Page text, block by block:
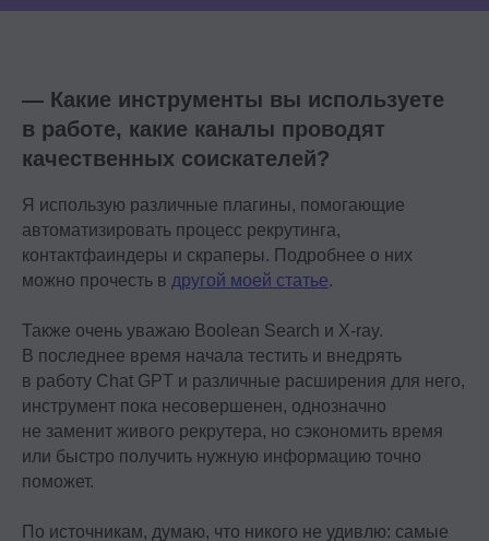
— Какие инструменты вы используете
в работе, какие каналы проводят
качественных соискателей?
Я использую различные плагины, помогающие
автоматизировать процесс рекрутинга,
контактфаиндеры и скраперы. Подробнее о них
можно прочесть в другой моей статье.
Также очень уважаю Boolean Search и Х-ray.
В последнее время начала тестить и внедрять
в работу Chat GPT и различные расширения для него,
инструмент пока несовершенен, однозначно
не заменит живого рекрутера, но сэкономить время
или быстро получить нужную информацию точно
поможет.
По источникам, думаю, что никого не удивлю: самые